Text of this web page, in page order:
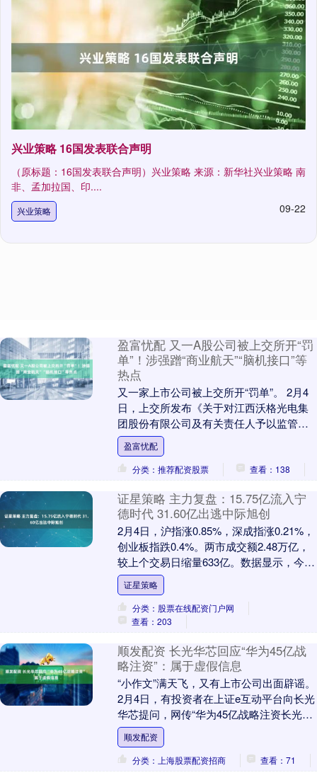
兴业策略 16国发表联合声明
（原标题：16国发表联合声明）兴业策略 来源：新华社兴业策略 南
非、孟加拉国、印....
兴业策略 09-22
盈富忧配 又一A股公司被上交所开“罚
单”！涉强蹭“商业航天”“脑机接口”等
热点
又一家上市公司被上交所开“罚单”。 2月4
日，上交所发布《关于对江西沃格光电集
团股份有限公司及有关责任人予以监管警
示的决定书》，对沃格光电及时任董事会
秘书予以监....
盈富忧配
分类：推荐配资股票
查看：138
证星策略 主力复盘：15.75亿流入宁
德时代 31.60亿出逃中际旭创
2月4日，沪指涨0.85%，深成指涨0.21%，
创业板指跌0.4%。两市成交额2.48万亿，
较上个交易日缩量633亿。数据显示，今日
大盘主力资金净流出645.0....
证星策略
分类：股票在线配资门户网
查看：203
顺发配资 长光华芯回应“华为45亿战
略注资”：属于虚假信息
“小作文”满天飞，又有上市公司出面辟谣。
2月4日，有投资者在上证e互动平台向长光
华芯提问，网传“华为45亿战略注资长光华
芯”的消息是否属实？ 对此，长光华芯方....
顺发配资
分类：上海股票配资招商
查看：71